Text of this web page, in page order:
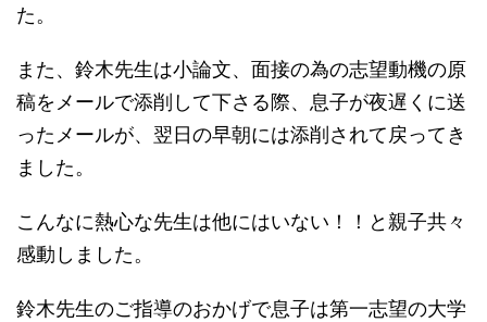
た。
また、鈴木先生は小論文、面接の為の志望動機の原
稿をメールで添削して下さる際、息子が夜遅くに送
ったメールが、翌日の早朝には添削されて戻ってき
ました。
こんなに熱心な先生は他にはいない！！と親子共々
感動しました。
鈴木先生のご指導のおかげで息子は第一志望の大学